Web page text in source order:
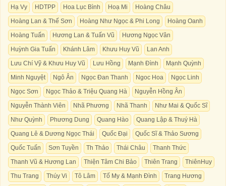
Hạ Vy
HDTPP Hoa Lục Bình Hoạ Mi
Hoàng Châu
Hoàng Lan & Thế Sơn
Hoàng Như Ngọc & Phi Long
Hoàng Oanh
Hoàng Tuấn
Hương Lan & Tuấn Vũ
Hương Ngọc Vân
Huỳnh Gia Tuấn
Khánh Lâm Khưu Huy Vũ
Lan Anh
Lưu Chí Vỹ & Khưu Huy Vũ
Lưu Hồng Mạnh Đình
Mạnh Quỳnh
Minh Nguyệt
Ngô Ân Ngọc Đan Thanh Ngoc Hoa
Ngọc Linh
Ngọc Sơn
Ngọc Thảo & Triệu Quang Hà
Nguyễn Hồng Ân
Nguyễn Thành Viên
Nhã Phương Nhã Thanh
Như Mai & Quốc Sĩ
Như Quỳnh
Phương Dung Quang Hào
Quang Lập & Thuý Hà
Quang Lê & Dương Ngọc Thái
Quốc Đại
Quốc Sĩ & Thảo Sương
Quốc Tuấn
Sơn Tuyền Th Thảo Thái Châu
Thanh Thức
Thanh Vũ & Hương Lan
Thiện Tâm Chi Bảo Thiên Trang
ThiênHuy
Thu Trang
Thúy Vi Tô Lâm Tố My & Mạnh Đình
Trang Hương